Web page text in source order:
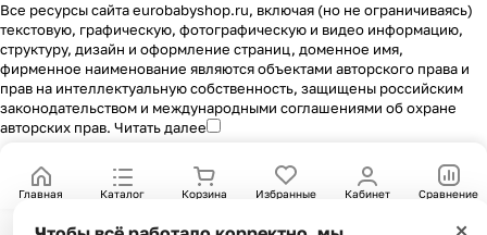
Все ресурсы сайта eurobabyshop.ru, включая (но не ограничиваясь)
текстовую, графическую, фотографическую и видео информацию,
структуру, дизайн и оформление страниц, доменное имя,
фирменное наименование являются объектами авторского права и
прав на интеллектуальную собственность, защищены российским
законодательством и международными соглашениями об охране
авторских прав. Читать далее
Главная Каталог Корзина Избранные Кабинет Сравнение